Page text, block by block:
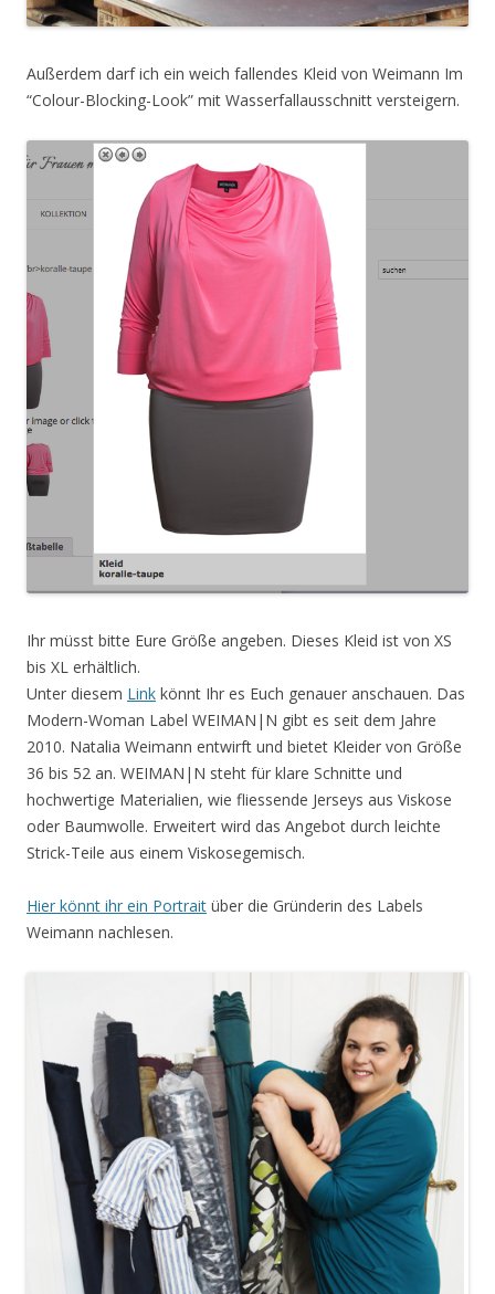
Außerdem darf ich ein weich fallendes Kleid von Weimann Im
“Colour-Blocking-Look” mit Wasserfallausschnitt versteigern.
Ihr müsst bitte Eure Größe angeben. Dieses Kleid ist von XS
bis XL erhältlich.
Unter diesem Link könnt Ihr es Euch genauer anschauen. Das
Modern-Woman Label WEIMAN|N gibt es seit dem Jahre
2010. Natalia Weimann entwirft und bietet Kleider von Größe
36 bis 52 an. WEIMAN|N steht für klare Schnitte und
hochwertige Materialien, wie fliessende Jerseys aus Viskose
oder Baumwolle. Erweitert wird das Angebot durch leichte
Strick-Teile aus einem Viskosegemisch.
Hier könnt ihr ein Portrait über die Gründerin des Labels
Weimann nachlesen.